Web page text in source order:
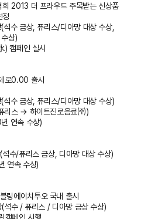
회 2013 더 프라우드 주목받는 신상품
정
수 금상, 퓨리스/디아망 대상 수상,
상)
) 캠페인 실시
로0.00 출시
수 금상, 퓨리스/디아망 대상 수상)
리스 → 하이트진로음료㈜)
연속 수상)
수/퓨리스 금상, 디아망 대상 수상)
연속 수상)
링에이치투오 국내 출시
석수 / 퓨리스 / 디아망 금상 수상)